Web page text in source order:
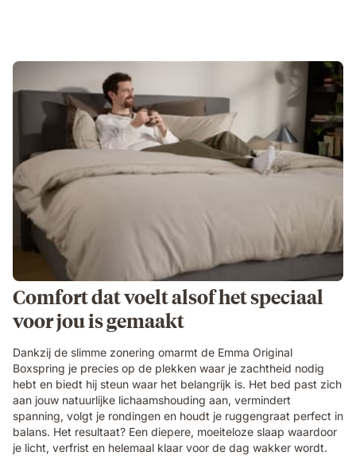
Comfort dat voelt alsof het speciaal
voor jou is gemaakt
Dankzij de slimme zonering omarmt de Emma Original
Boxspring je precies op de plekken waar je zachtheid nodig
hebt en biedt hij steun waar het belangrijk is. Het bed past zich
aan jouw natuurlijke lichaamshouding aan, vermindert
spanning, volgt je rondingen en houdt je ruggengraat perfect in
balans. Het resultaat? Een diepere, moeiteloze slaap waardoor
je licht, verfrist en helemaal klaar voor de dag wakker wordt.